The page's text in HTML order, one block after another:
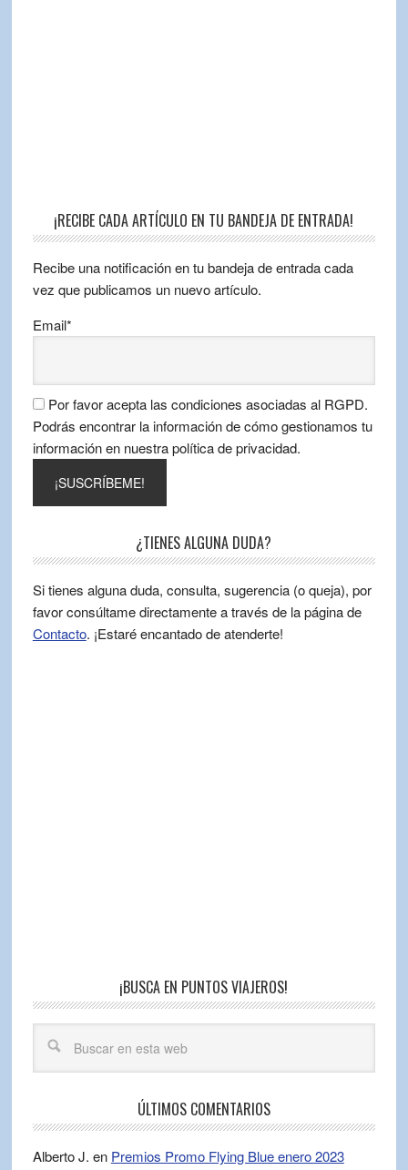
¡RECIBE CADA ARTÍCULO EN TU BANDEJA DE ENTRADA!
Recibe una notificación en tu bandeja de entrada cada
vez que publicamos un nuevo artículo.
Email*
Por favor acepta las condiciones asociadas al RGPD.
Podrás encontrar la información de cómo gestionamos tu
información en nuestra política de privacidad.
¿TIENES ALGUNA DUDA?
Si tienes alguna duda, consulta, sugerencia (o queja), por
favor consúltame directamente a través de la página de
Contacto. ¡Estaré encantado de atenderte!
¡BUSCA EN PUNTOS VIAJEROS!
ÚLTIMOS COMENTARIOS
Alberto J. en Premios Promo Flying Blue enero 2023